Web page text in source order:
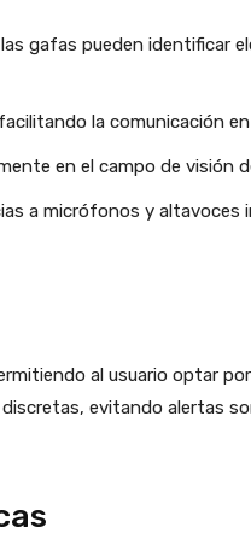
gafas pueden identificar
la comunicación
en el campo de visión
a micrófonos y altavoces
al usuario optar
evitando alertas